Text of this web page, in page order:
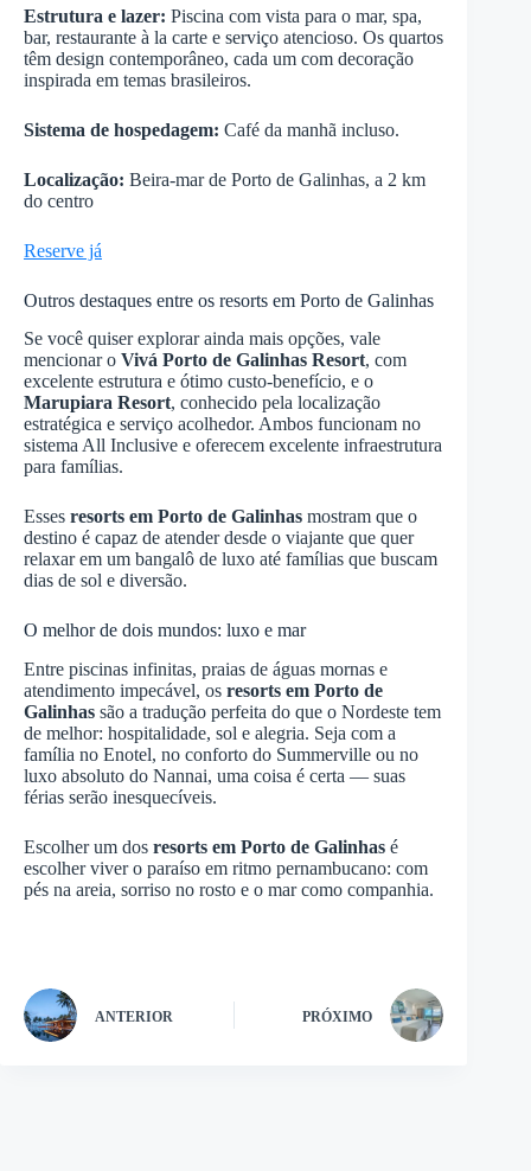
Estrutura e lazer: Piscina com vista para o mar, spa,
bar, restaurante à la carte e serviço atencioso. Os quartos
têm design contemporâneo, cada um com decoração
inspirada em temas brasileiros.
Sistema de hospedagem: Café da manhã incluso.
Localização: Beira-mar de Porto de Galinhas, a 2 km
do centro
Reserve já
Outros destaques entre os resorts em Porto de Galinhas
Se você quiser explorar ainda mais opções, vale
mencionar o Vivá Porto de Galinhas Resort, com
excelente estrutura e ótimo custo-benefício, e o
Marupiara Resort, conhecido pela localização
estratégica e serviço acolhedor. Ambos funcionam no
sistema All Inclusive e oferecem excelente infraestrutura
para famílias.
Esses resorts em Porto de Galinhas mostram que o
destino é capaz de atender desde o viajante que quer
relaxar em um bangalô de luxo até famílias que buscam
dias de sol e diversão.
O melhor de dois mundos: luxo e mar
Entre piscinas infinitas, praias de águas mornas e
atendimento impecável, os resorts em Porto de
Galinhas são a tradução perfeita do que o Nordeste tem
de melhor: hospitalidade, sol e alegria. Seja com a
família no Enotel, no conforto do Summerville ou no
luxo absoluto do Nannai, uma coisa é certa — suas
férias serão inesquecíveis.
Escolher um dos resorts em Porto de Galinhas é
escolher viver o paraíso em ritmo pernambucano: com
pés na areia, sorriso no rosto e o mar como companhia.
ANTERIOR PRÓXIMO